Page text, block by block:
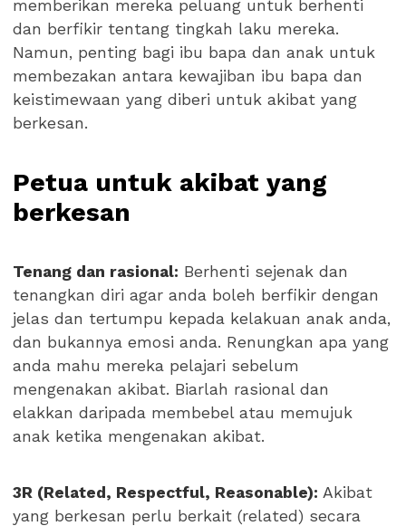
memberikan mereka peluang untuk berhenti
dan berfikir tentang tingkah laku mereka.
Namun, penting bagi ibu bapa dan anak untuk
membezakan antara kewajiban ibu bapa dan
keistimewaan yang diberi untuk akibat yang
berkesan.
Petua untuk akibat yang
berkesan
Tenang dan rasional: Berhenti sejenak dan
tenangkan diri agar anda boleh berfikir dengan
jelas dan tertumpu kepada kelakuan anak anda,
dan bukannya emosi anda. Renungkan apa yang
anda mahu mereka pelajari sebelum
mengenakan akibat. Biarlah rasional dan
elakkan daripada membebel atau memujuk
anak ketika mengenakan akibat.
3R (Related, Respectful, Reasonable): Akibat
yang berkesan perlu berkait (related) secara